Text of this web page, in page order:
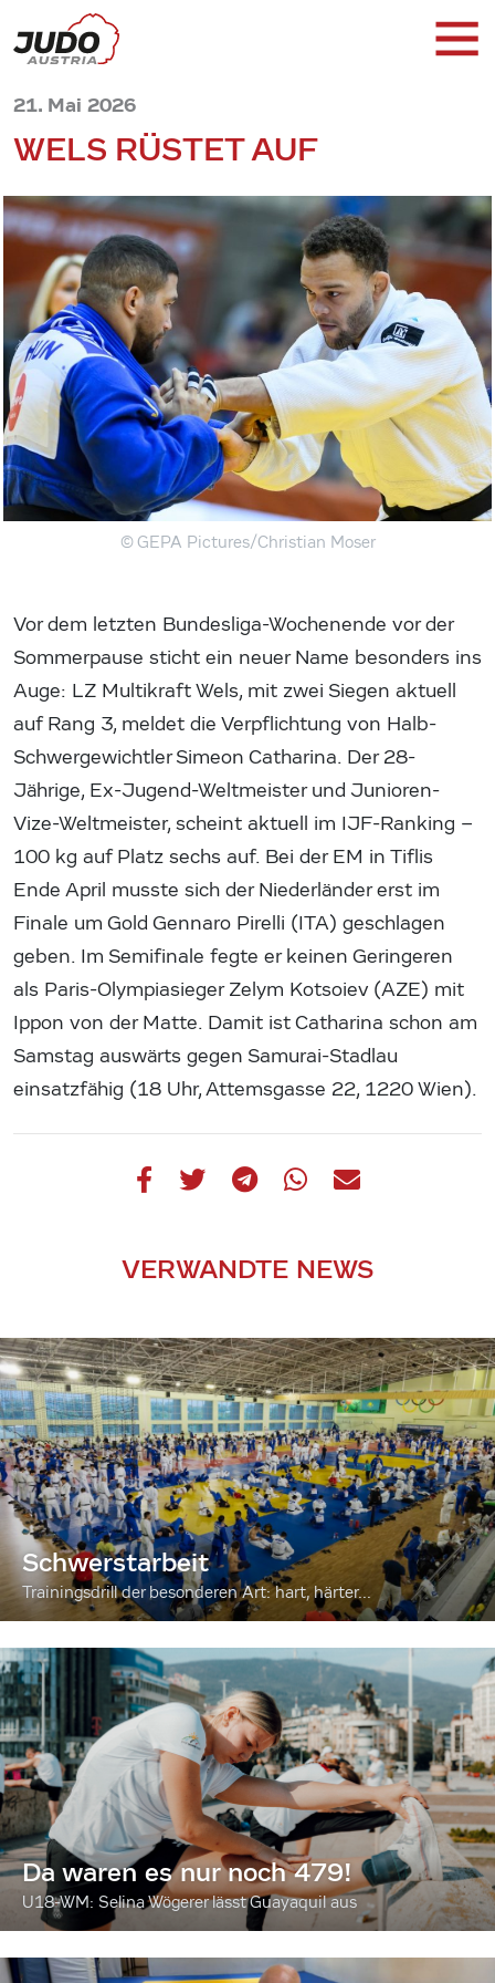
21. Mai 2026
WELS RÜSTET AUF
© GEPA Pictures/Christian Moser
Vor dem letzten Bundesliga-Wochenende vor der
Sommerpause sticht ein neuer Name besonders ins
Auge: LZ Multikraft Wels, mit zwei Siegen aktuell
auf Rang 3, meldet die Verpflichtung von Halb-
Schwergewichtler Simeon Catharina. Der 28-
Jährige, Ex-Jugend-Weltmeister und Junioren-
Vize-Weltmeister, scheint aktuell im IJF-Ranking –
100 kg auf Platz sechs auf. Bei der EM in Tiflis
Ende April musste sich der Niederländer erst im
Finale um Gold Gennaro Pirelli (ITA) geschlagen
geben. Im Semifinale fegte er keinen Geringeren
als Paris-Olympiasieger Zelym Kotsoiev (AZE) mit
Ippon von der Matte. Damit ist Catharina schon am
Samstag auswärts gegen Samurai-Stadlau
einsatzfähig (18 Uhr, Attemsgasse 22, 1220 Wien).
VERWANDTE NEWS
Schwerstarbeit
Trainingsdrill der besonderen Art: hart, härter...
Da waren es nur noch 479!
U18-WM: Selina Wögerer lässt Guayaquil aus